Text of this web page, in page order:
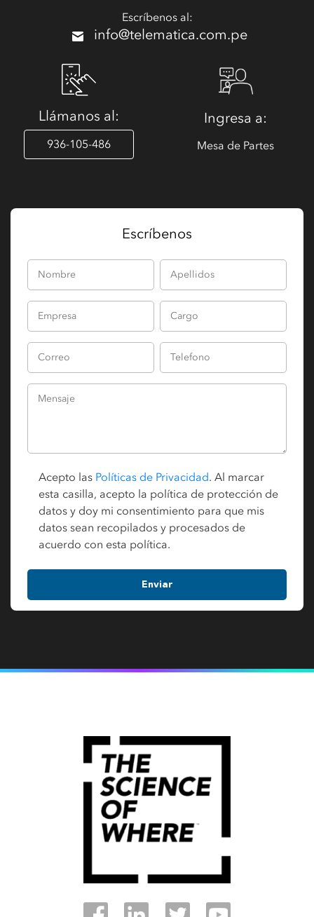
Escríbenos al:
info@telematica.com.pe
Llámanos al:
936-105-486
Ingresa a:
Mesa de Partes
Escríbenos
Acepto las Políticas de Privacidad. Al marcar
esta casilla, acepto la política de protección de
datos y doy mi consentimiento para que mis
datos sean recopilados y procesados de
acuerdo con esta política.